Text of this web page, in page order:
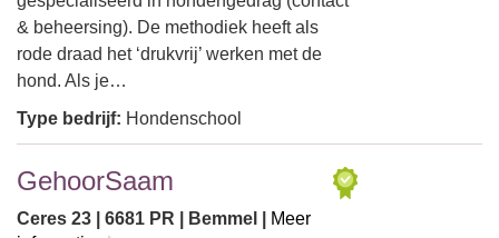
& beheersing). De methodiek heeft als
rode draad het ‘drukvrij’ werken met de
hond. Als je…
Type bedrijf: Hondenschool
GehoorSaam
Ceres 23 | 6681 PR | Bemmel |
Meer